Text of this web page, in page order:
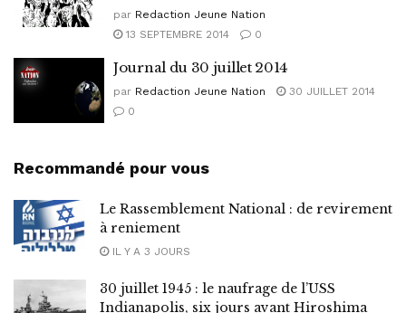
par Redaction Jeune Nation
13 SEPTEMBRE 2014
0
Journal du 30 juillet 2014
par Redaction Jeune Nation
30 JUILLET 2014
0
Recommandé pour vous
Le Rassemblement National : de revirement
à reniement
IL Y A 3 JOURS
30 juillet 1945 : le naufrage de l’USS
Indianapolis, six jours avant Hiroshima